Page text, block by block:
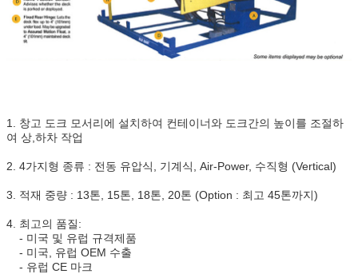
1. 창고 도크 모서리에 설치하여 컨테이너와 도크간의 높이를 조절하
여 상,하차 작업
2. 4가지형 종류 : 전동 유압식, 기계식, Air-Power, 수직형 (Vertical)
3. 적재 중량 : 13톤, 15톤, 18톤, 20톤 (Option : 최고 45톤까지)
4. 최고의 품질:
- 미국 및 유럽 규격제품
- 미국, 유럽 OEM 수출
- 유럽 CE 마크